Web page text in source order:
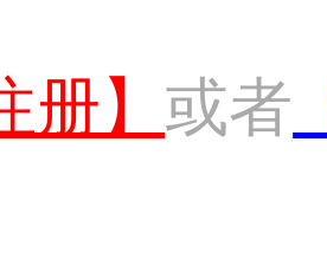
册】 或者